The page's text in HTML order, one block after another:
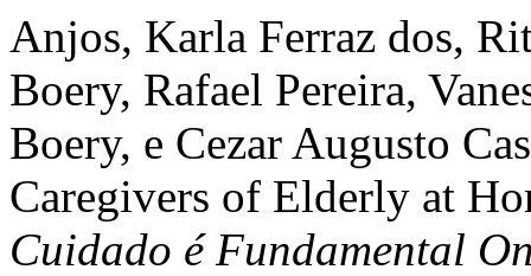
Anjos, Karla Ferraz dos,
Boery, Rafael Pereira,
Boery, e Cezar Augusto
Caregivers of Elderly at
Cuidado é Fundamental